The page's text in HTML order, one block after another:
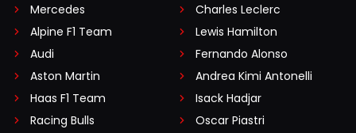
Mercedes
Alpine F1 Team
Audi
Aston Martin
Haas F1 Team
Racing Bulls
Charles Leclerc
Lewis Hamilton
Fernando Alonso
Andrea Kimi Antonelli
Isack Hadjar
Oscar Piastri